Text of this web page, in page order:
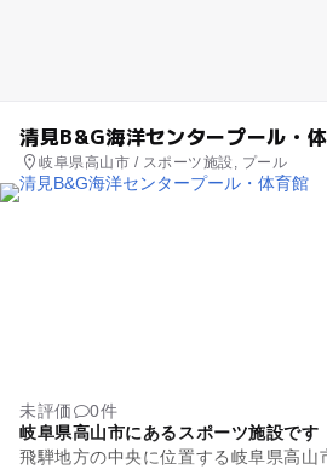
清見B&G海洋センタープール・
岐阜県高山市 / スポーツ施設, プール
未評価
0件
岐阜県高山市にあるスポーツ施設です
飛騨地方の中央に位置する岐阜県高山